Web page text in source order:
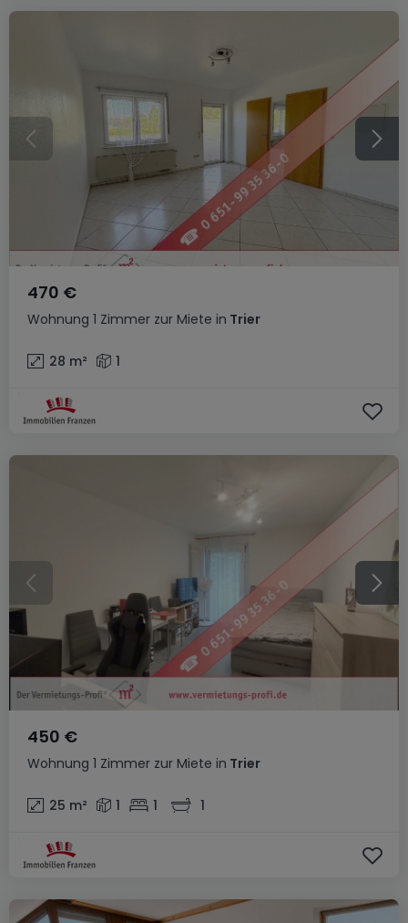
Wohnung 1 Zimmer zur Miete in Trier
470 €
28 m² 1
Wohnung 1 Zimmer zur Miete in Trier
450 €
25 m² 1 1 1